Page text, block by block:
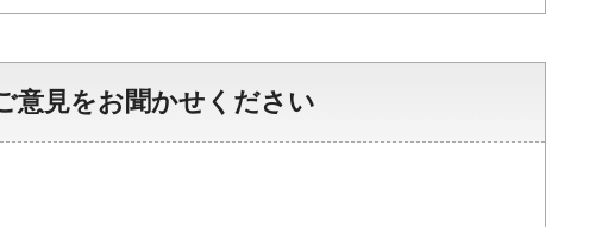
意見をお聞かせください